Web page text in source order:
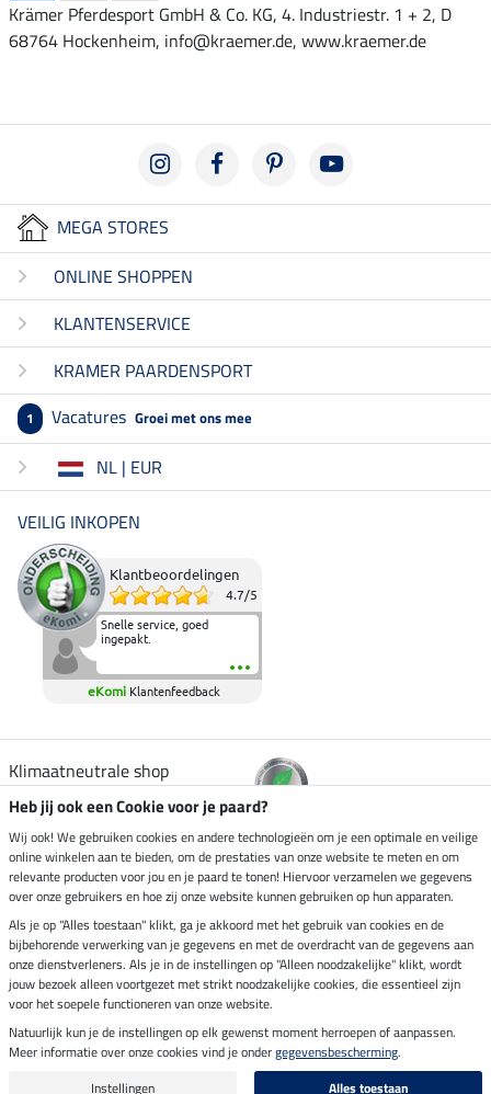
Krämer Pferdesport GmbH & Co. KG, 4. Industriestr. 1 + 2, D
68764 Hockenheim, info@kraemer.de, www.kraemer.de
MEGA STORES
ONLINE SHOPPEN
KLANTENSERVICE
KRAMER PAARDENSPORT
1 Vacatures Groei met ons mee
NL | EUR
VEILIG INKOPEN
Klantbeoordelingen
4.7/5
Snelle service, goed
ingepakt.
eKomi Klantenfeedback
Klimaatneutrale shop
Verzending per
Veilig betalen met
Impressum
Laatste update op 06.08.2026 om 14:39 uur
Alle prijzen in euro's, incl. BTW, excl. verzendkosten.
Heb jij ook een Cookie voor je paard?
Wij ook! We gebruiken cookies en andere technologieën om je een optimale en veilige
online winkelen aan te bieden, om de prestaties van onze website te meten en om
relevante producten voor jou en je paard te tonen! Hiervoor verzamelen we gegevens
over onze gebruikers en hoe zij onze website kunnen gebruiken op hun apparaten.
Als je op "Alles toestaan" klikt, ga je akkoord met het gebruik van cookies en de
bijbehorende verwerking van je gegevens en met de overdracht van de gegevens aan
onze dienstverleners. Als je in de instellingen op "Alleen noodzakelijke" klikt, wordt
jouw bezoek alleen voortgezet met strikt noodzakelijke cookies, die essentieel zijn
voor het soepele functioneren van onze website.
Natuurlijk kun je de instellingen op elk gewenst moment herroepen of aanpassen.
Meer informatie over onze cookies vind je ondergegevensbescherming.
Instellingen
Alles toestaan